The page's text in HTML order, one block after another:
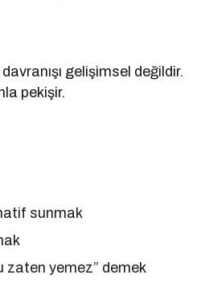
gelişimsel değildir.
pekişir.
sunmak
zaten yemez” demek